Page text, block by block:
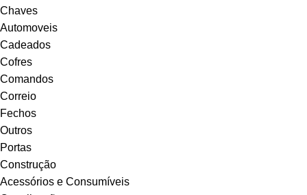
Chaves
Automoveis
Cadeados
Cofres
Comandos
Correio
Fechos
Outros
Portas
Construção
Acessórios e Consumíveis